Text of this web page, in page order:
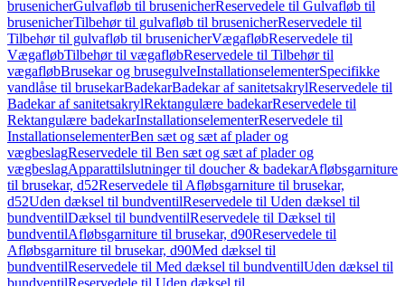
brusenicherGulvafløb til brusenicherReservedele til Gulvafløb til
brusenicherTilbehør til gulvafløb til brusenicherReservedele til
Tilbehør til gulvafløb til brusenicherVægafløbReservedele til
VægafløbTilbehør til vægafløbReservedele til Tilbehør til
vægafløbBrusekar og brusegulveInstallationselementerSpecifikke
vandlåse til brusekarBadekarBadekar af sanitetsakrylReservedele til
Badekar af sanitetsakrylRektangulære badekarReservedele til
Rektangulære badekarInstallationselementerReservedele til
InstallationselementerBen sæt og sæt af plader og
vægbeslagReservedele til Ben sæt og sæt af plader og
vægbeslagApparattilslutninger til doucher & badekarAfløbsgarniture
til brusekar, d52Reservedele til Afløbsgarniture til brusekar,
d52Uden dæksel til bundventilReservedele til Uden dæksel til
bundventilDæksel til bundventilReservedele til Dæksel til
bundventilAfløbsgarniture til brusekar, d90Reservedele til
Afløbsgarniture til brusekar, d90Med dæksel til
bundventilReservedele til Med dæksel til bundventilUden dæksel til
bundventilReservedele til Uden dæksel til